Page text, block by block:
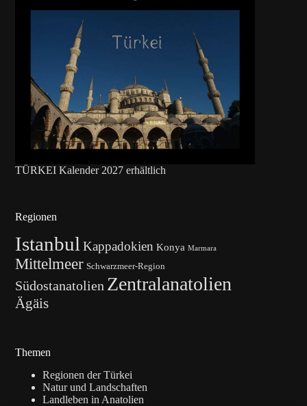
TÜRKEI Kalender 2027 erhältlich
Regionen
Istanbul Kappadokien Konya Marmara
Mittelmeer Schwarzmeer-Region
Südostanatolien Zentralanatolien
Ägäis
Themen
Regionen der Türkei
Natur und Landschaften
Landleben in Anatolien